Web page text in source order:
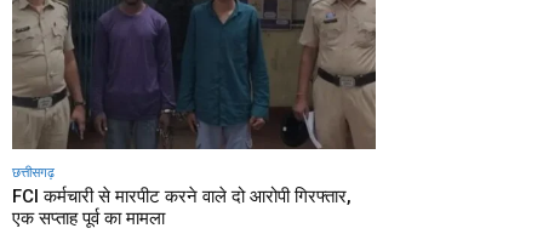
छत्तीसगढ़
FCI कर्मचारी से मारपीट करने वाले दो आरोपी गिरफ्तार,
एक सप्ताह पूर्व का मामला